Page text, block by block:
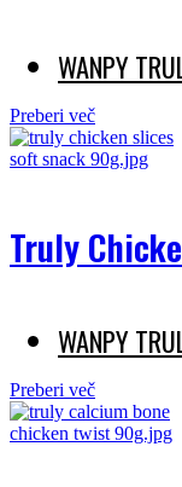
WANPY
Preberi več
Truly
WANPY
Preberi več